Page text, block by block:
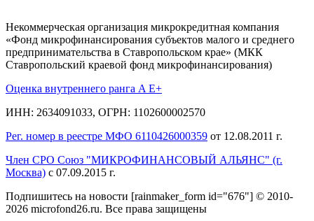
Некоммерческая организация микрокредитная компания
«Фонд микрофинансирования субъектов малого и среднего
предпринимательства в Ставропольском крае» (МКК
Ставропольский краевой фонд микрофинансирования)
Оценка внутреннего ранга A E+
ИНН: 2634091033, ОГРН: 1102600002570
Рег. номер в реестре МФО 6110426000359 от 12.08.2011 г.
Член СРО Союз "МИКРОФИНАНСОВЫЙ АЛЬЯНС" (г.
Москва) с 07.09.2015 г.
Подпишитесь на новости [rainmaker_form id="676"] © 2010-
2026 microfond26.ru. Все права защищены